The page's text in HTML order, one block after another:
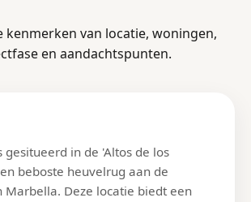
kenmerken van locatie, woningen,
en aandachtspunten.
gesitueerd in de 'Altos de los
beboste heuvelrug aan de
Marbella. Deze locatie biedt een